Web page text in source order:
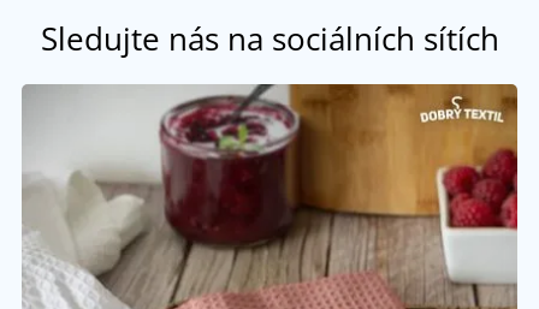
Sledujte nás na sociálních sítích